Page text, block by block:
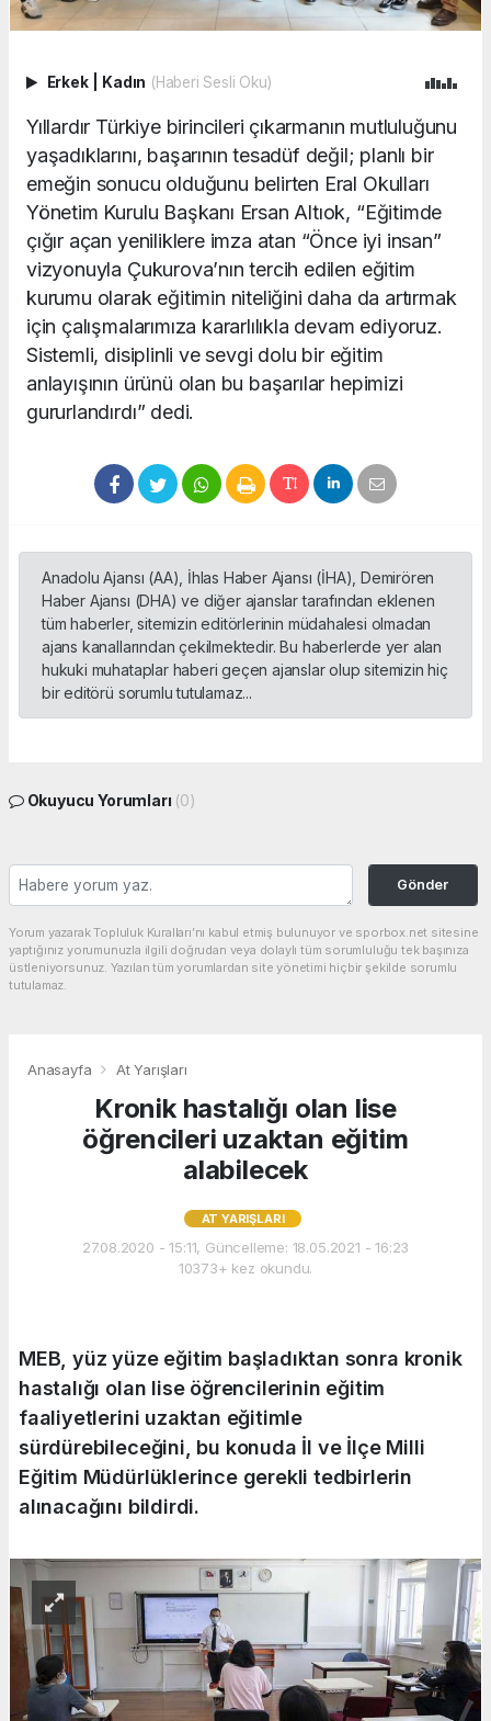
Erkek Kadın (Haberi Sesli Oku)
Yıllardır Türkiye birincileri çıkarmanın mutluluğunu
yaşadıklarını, başarının tesadüf değil; planlı bir
emeğin sonucu olduğunu belirten Eral Okulları
Yönetim Kurulu Başkanı Ersan Altıok, “Eğitimde
çığır açan yeniliklere imza atan “Önce iyi insan”
vizyonuyla Çukurova’nın tercih edilen eğitim
kurumu olarak eğitimin niteliğini daha da artırmak
için çalışmalarımıza kararlılıkla devam ediyoruz.
Sistemli, disiplinli ve sevgi dolu bir eğitim
anlayışının ürünü olan bu başarılar hepimizi
gururlandırdı” dedi.
Anadolu Ajansı (AA), İhlas Haber Ajansı (İHA), Demirören
Haber Ajansı (DHA) ve diğer ajanslar tarafından eklenen
tüm haberler, sitemizin editörlerinin müdahalesi olmadan
ajans kanallarından çekilmektedir. Bu haberlerde yer alan
hukuki muhataplar haberi geçen ajanslar olup sitemizin hiç
bir editörü sorumlu tutulamaz...
Okuyucu Yorumları (0)
Gönder
Yorum yazarak Topluluk Kuralları’nı kabul etmiş bulunuyor ve sporbox.net sitesine
yaptığınız yorumunuzla ilgili doğrudan veya dolaylı tüm sorumluluğu tek başınıza
üstleniyorsunuz. Yazılan tüm yorumlardan site yönetimi hiçbir şekilde sorumlu
tutulamaz.
Anasayfa At Yarışları
Kronik hastalığı olan lise
öğrencileri uzaktan eğitim
alabilecek
AT YARIŞLARI
27.08.2020 - 15:11, Güncelleme: 18.05.2021 - 16:23
10373+ kez okundu.
MEB, yüz yüze eğitim başladıktan sonra kronik
hastalığı olan lise öğrencilerinin eğitim
faaliyetlerini uzaktan eğitimle
sürdürebileceğini, bu konuda İl ve İlçe Milli
Eğitim Müdürlüklerince gerekli tedbirlerin
alınacağını bildirdi.